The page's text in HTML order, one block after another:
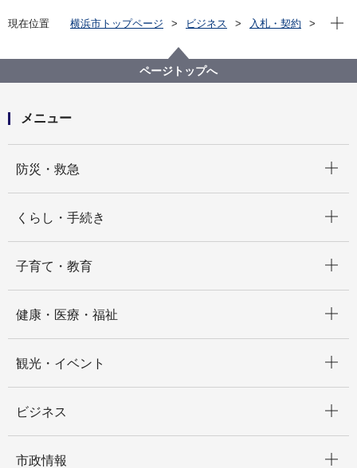
現在位置 横浜市トップページ ビジネス
入札・契約
【入札結果】【公募型指名競争⼊札】令和５年度(７月
～３月)横浜市定期予防接種個別通知作業委託
現在
ページトップへ
メニュー
防災・救急
くらし・手続き
子育て・教育
健康・医療・福祉
観光・イベント
ビジネス
市政情報